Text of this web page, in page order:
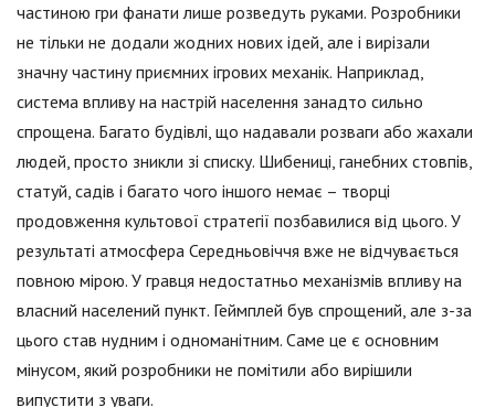
частиною гри фанати лише розведуть руками. Розробники
не тільки не додали жодних нових ідей, але і вирізали
значну частину приємних ігрових механік. Наприклад,
система впливу на настрій населення занадто сильно
спрощена. Багато будівлі, що надавали розваги або жахали
людей, просто зникли зі списку. Шибениці, ганебних стовпів,
статуй, садів і багато чого іншого немає – творці
продовження культової стратегії позбавилися від цього. У
результаті атмосфера Середньовіччя вже не відчувається
повною мірою. У гравця недостатньо механізмів впливу на
власний населений пункт. Геймплей був спрощений, але з-за
цього став нудним і одноманітним. Саме це є основним
мінусом, який розробники не помітили або вирішили
випустити з уваги.